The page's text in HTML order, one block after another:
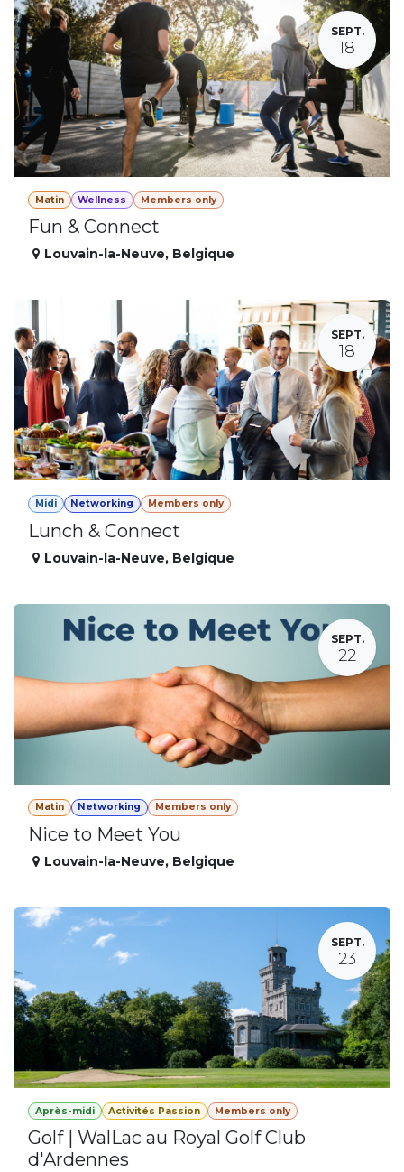
SEPT.
18
Matin Wellness Members only
Fun & Connect
Louvain-la-Neuve, Belgique
SEPT.
18
Midi Networking Members only
Lunch & Connect
Louvain-la-Neuve, Belgique
SEPT.
22
Matin Networking Members only
Nice to Meet You
Louvain-la-Neuve, Belgique
SEPT.
23
Après-midi Activités Passion Members only
Golf | WalLac au Royal Golf Club
d'Ardennes